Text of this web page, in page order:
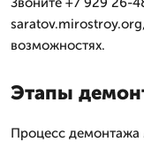
возможностях.
Этапы
Процесс демонтажа